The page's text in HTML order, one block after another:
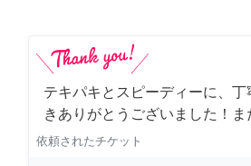
テキパキとスピーディーに、
きありがとうございました！ま
依頼されたチケット